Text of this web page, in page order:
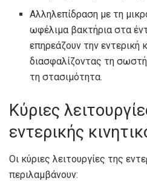
Αλληλεπίδραση με τη
ωφέλιμα βακτήρια στα
επηρεάζουν την εντερική
διασφαλίζοντας τη
τη στασιμότητα.
Κύριες
εντερικής
Οι κύριες λειτουργίες της
περιλαμβάνουν: